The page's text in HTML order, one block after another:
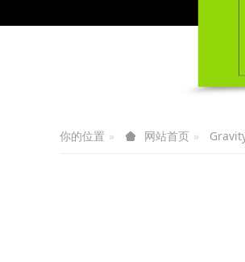
你的位置 网站首页